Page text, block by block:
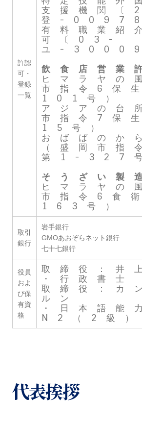
許認
可・
登録
一覧
支援機関〔
登-
有料職業紹
可〔03-
ユ-
飲食店営業
ヒマラヤの
市指令6保
101号）
アジアの台
市指令7保
15号）
おばばのか
（盛岡市指
第1-327
そうざい製
ヒマラヤの
市指令6食
163号）
取引
銀行
岩手銀行
GMOあおぞらネット銀行
七十七銀行
役員
およ
び保
有資
格
取締役：井
・行政書士
取締役：カ
ルン
・日本語能
N2（2級）
代表挨拶